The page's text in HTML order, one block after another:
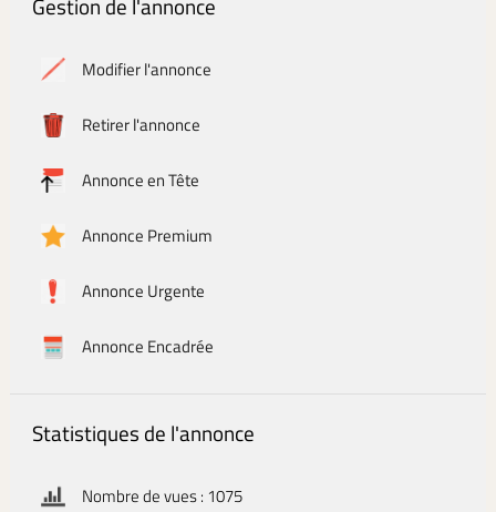
Modifier l'annonce
Retirer l'annonce
Annonce en Tête
Annonce Premium
Annonce Urgente
Annonce Encadrée
Statistiques de l'annonce
Nombre de vues : 1075